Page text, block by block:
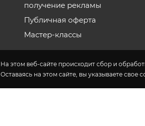
На этом веб-сайте происходит сбор и
Оставаясь на этом сайте, вы указываете свое
получение рекламы
Публичная оферта
Мастер-классы